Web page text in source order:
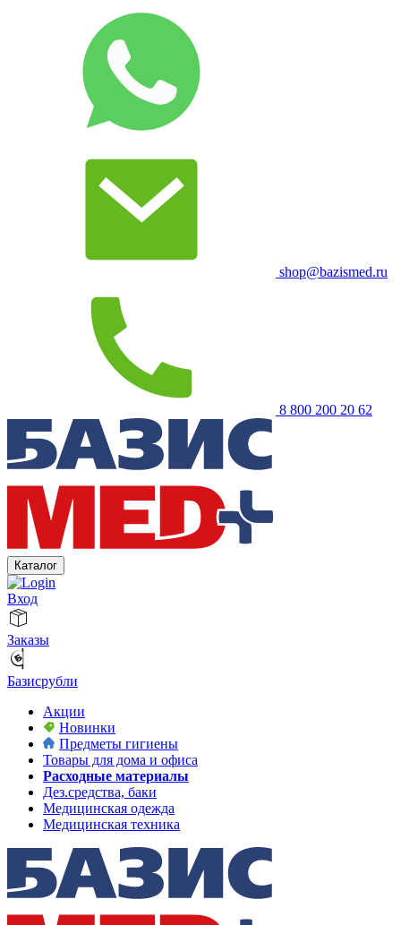
shop@bazismed.ru
8 800 200 20 62
Каталог
Вход
Заказы
Базисрубли
Акции
Новинки
Предметы гигиены
Товары для дома и офиса
Расходные материалы
Дез.средства, баки
Медицинская одежда
Медицинская техника